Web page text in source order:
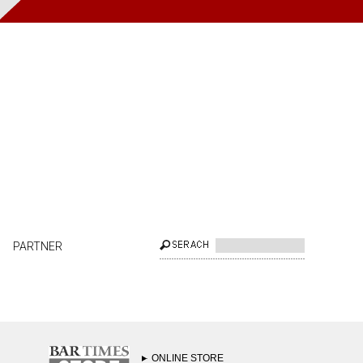
PARTNER
ONLINE STORE